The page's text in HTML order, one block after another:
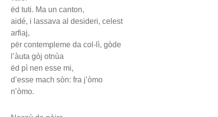
ëd tuti. Ma un canton,
aidé, i lassava al desideri, celest
arfiaj,
për contempleme da col-lì, gòde
l’àuta gòj otnùa
ëd pì nen esse mi,
d’esse mach sòn: fra j’òmo
n’òmo.